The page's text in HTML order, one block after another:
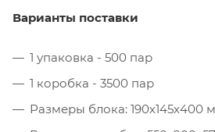
Варианты поставки
1 упаковка - 500 пар
1 коробка - 3500 пар
Размеры блока: 190х145х400